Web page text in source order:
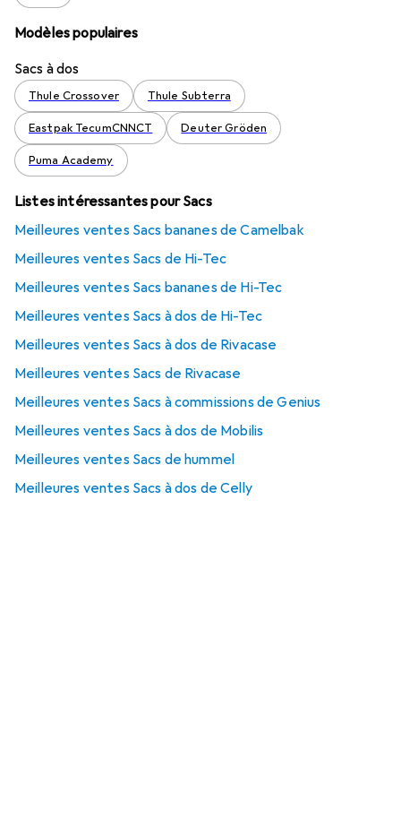
Modèles populaires
Sacs à dos
Thule Crossover Thule Subterra
Eastpak TecumCNNCT Deuter Gröden
Puma Academy
Listes intéressantes pour Sacs
Meilleures ventes Sacs bananes de Camelbak
Meilleures ventes Sacs de Hi-Tec
Meilleures ventes Sacs bananes de Hi-Tec
Meilleures ventes Sacs à dos de Hi-Tec
Meilleures ventes Sacs à dos de Rivacase
Meilleures ventes Sacs de Rivacase
Meilleures ventes Sacs à commissions de Genius
Meilleures ventes Sacs à dos de Mobilis
Meilleures ventes Sacs de hummel
Meilleures ventes Sacs à dos de Celly